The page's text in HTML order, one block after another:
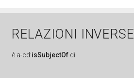
RELAZIONI INVERSE
è a-cd:isSubjectOf di